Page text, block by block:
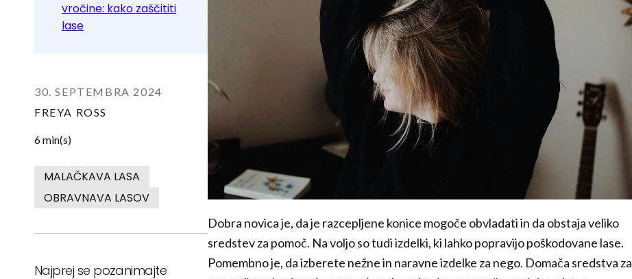
vročine: kako zaščititi
lase
30. SEPTEMBRA 2024
FREYA ROSS
6 min(s)
MALAČKAVA LASA
OBRAVNAVA LASOV
Najprej se pozanimajte
Dobra novica je, da je razcepljene konice mogoče obvladati in da obstaja veliko
sredstev za pomoč. Na voljo so tudi izdelki, ki lahko popravijo poškodovane lase.
Pomembno je, da izberete nežne in naravne izdelke za nego. Domača sredstva za